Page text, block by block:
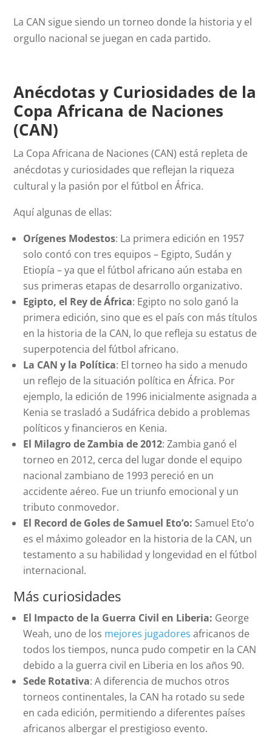
La CAN sigue siendo un torneo donde la historia y el
orgullo nacional se juegan en cada partido.
Anécdotas y Curiosidades de la
Copa Africana de Naciones
(CAN)
La Copa Africana de Naciones (CAN) está repleta de
anécdotas y curiosidades que reflejan la riqueza
cultural y la pasión por el fútbol en África.
Aquí algunas de ellas:
Orígenes Modestos: La primera edición en 1957
solo contó con tres equipos – Egipto, Sudán y
Etiopía – ya que el fútbol africano aún estaba en
sus primeras etapas de desarrollo organizativo.
Egipto, el Rey de África: Egipto no solo ganó la
primera edición, sino que es el país con más títulos
en la historia de la CAN, lo que refleja su estatus de
superpotencia del fútbol africano.
La CAN y la Política: El torneo ha sido a menudo
un reflejo de la situación política en África. Por
ejemplo, la edición de 1996 inicialmente asignada a
Kenia se trasladó a Sudáfrica debido a problemas
políticos y financieros en Kenia.
El Milagro de Zambia de 2012: Zambia ganó el
torneo en 2012, cerca del lugar donde el equipo
nacional zambiano de 1993 pereció en un
accidente aéreo. Fue un triunfo emocional y un
tributo conmovedor.
El Record de Goles de Samuel Eto’o: Samuel Eto’o
es el máximo goleador en la historia de la CAN, un
testamento a su habilidad y longevidad en el fútbol
internacional.
Más curiosidades
El Impacto de la Guerra Civil en Liberia: George
Weah, uno de los mejores jugadores africanos de
todos los tiempos, nunca pudo competir en la CAN
debido a la guerra civil en Liberia en los años 90.
Sede Rotativa: A diferencia de muchos otros
torneos continentales, la CAN ha rotado su sede
en cada edición, permitiendo a diferentes países
africanos albergar el prestigioso evento.